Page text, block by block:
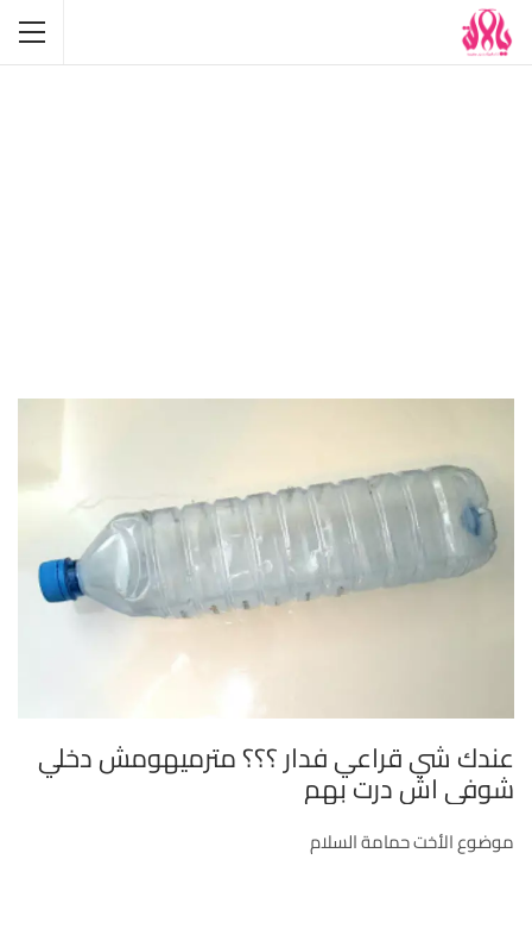
عندك شي قراعي فدار ؟؟؟ مترميهومش دخلي
شوفي اش درت بهم
موضوع الأخت حمامة السلام